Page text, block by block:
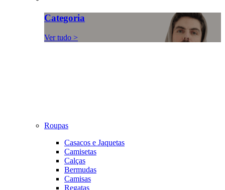
Categoria
Ver tudo >
Roupas
Casacos e Jaquetas
Camisetas
Calças
Bermudas
Camisas
Regatas